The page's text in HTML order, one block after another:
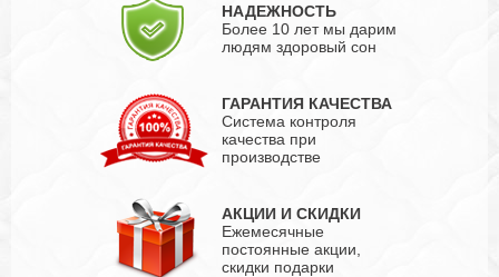
НАДЕЖНОСТЬ
Более 10 лет мы дарим
людям здоровый сон
ГАРАНТИЯ КАЧЕСТВА
Система контроля
качества при
производстве
АКЦИИ И СКИДКИ
Ежемесячные
постоянные акции,
скидки подарки